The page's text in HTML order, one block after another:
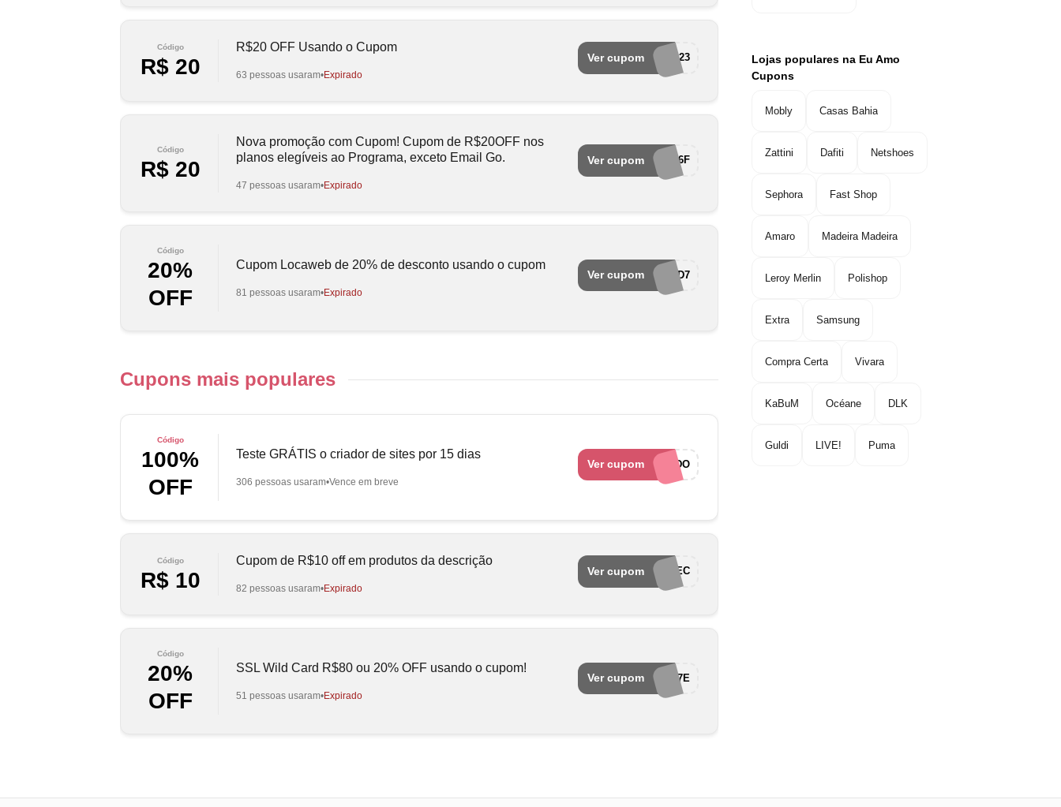
Código
R$ 20
R$20 OFF Usando o Cupom
63 pessoas usaram Expirado
Ver cupomAP20A01923
Código
R$ 20
Nova promoção com Cupom! Cupom de R$20OFF nos
planos elegíveis ao Programa, exceto Email Go.
47 pessoas usaram Expirado
Ver cupom20OFFD506F
Código
20%
OFF
Cupom Locaweb de 20% de desconto usando o cupom
81 pessoas usaram Expirado
Ver cupomRVDLW023D7
Cupons mais populares
Código
100%
OFF
Teste GRÁTIS o criador de sites por 15 dias
306 pessoas usaram Vence em breve
Ver cupom
LINK CUPONADO
Código
R$ 10
Cupom de R$10 off em produtos da descrição
82 pessoas usaram Expirado
Ver cupomEA10CA2EEC
Código
20%
OFF
SSL Wild Card R$80 ou 20% OFF usando o cupom!
51 pessoas usaram Expirado
Ver cupomAP802CE97E
Lojas populares na Eu Amo
Cupons
Mobly Casas Bahia
Zattini Dafiti Netshoes
Sephora Fast Shop
Amaro Madeira Madeira
Leroy Merlin Polishop
Extra Samsung
Compra Certa Vivara
KaBuM Océane DLK
Guldi LIVE! Puma